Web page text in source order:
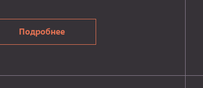
Подробнее